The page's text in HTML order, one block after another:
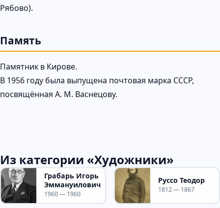
Рябово).
Память
Памятник в Кирове.
В 1956 году была выпущена почтовая марка СССР,
посвящённая А. М. Васнецову.
Из категории «Художники»
Грабарь Игорь
Эммануилович
1960 — 1960
Руссо Теодор
1812 — 1867